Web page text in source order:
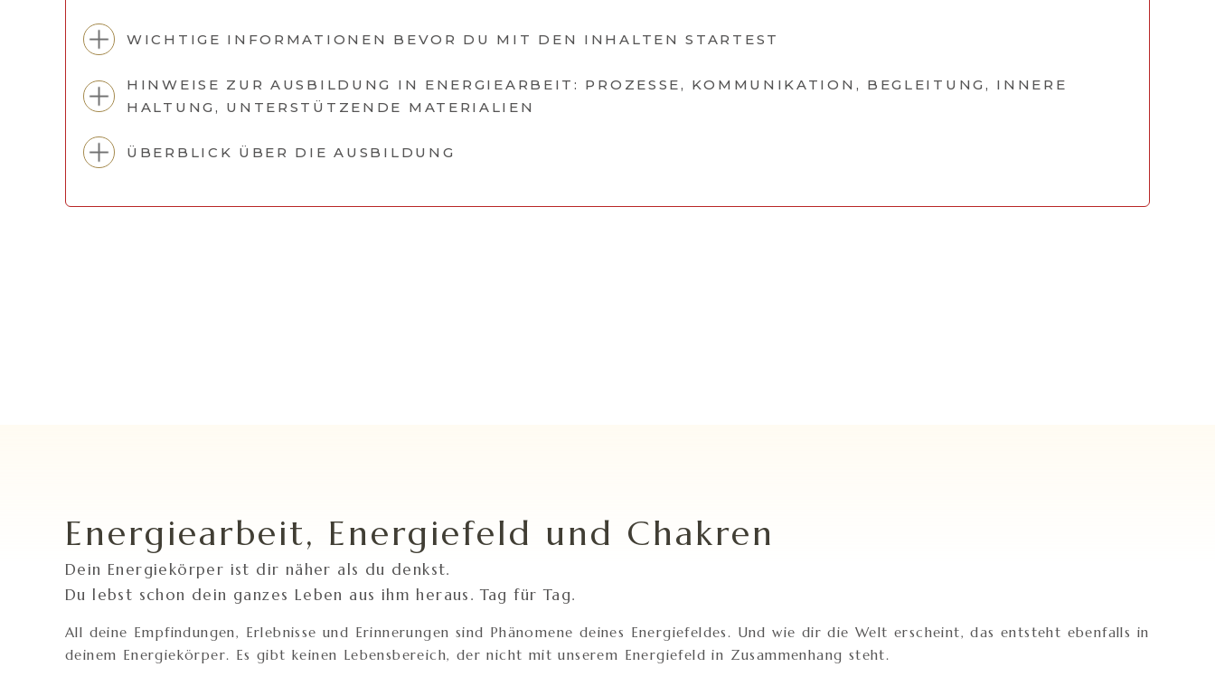
WICHTIGE INFORMATIONEN BEVOR DU MIT DEN INHALTEN STARTEST
HINWEISE ZUR AUSBILDUNG IN ENERGIEARBEIT: PROZESSE, KOMMUNIKATION, BEGLEITUNG, INNERE
HALTUNG, UNTERSTÜTZENDE MATERIALIEN
ÜBERBLICK ÜBER DIE AUSBILDUNG
Energiearbeit, Energiefeld und Chakren
Dein Energiekörper ist dir näher als du denkst.
Du lebst schon dein ganzes Leben aus ihm heraus. Tag für Tag.
All deine Empfindungen, Erlebnisse und Erinnerungen sind Phänomene deines Energiefeldes. Und wie dir die Welt erscheint, das entsteht ebenfalls in
deinem Energiekörper. Es gibt keinen Lebensbereich, der nicht mit unserem Energiefeld in Zusammenhang steht.